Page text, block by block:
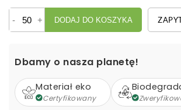
-
Thalaasa
w
twardej
okładce
+ DODAJ DO KOSZYKA
Dbamy o nasza planetę!
Materiał eko
Certyfikowany